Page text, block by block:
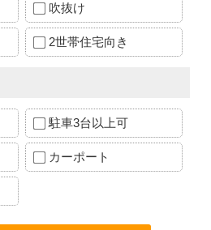
吹抜け
2世帯住宅向き
駐車3台以上可
カーポート